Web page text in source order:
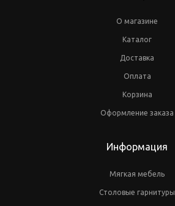
О магазине
Каталог
Доставка
Оплата
Корзина
Оформление заказа
Информация
Мягкая мебель
Столовые гарнитуры